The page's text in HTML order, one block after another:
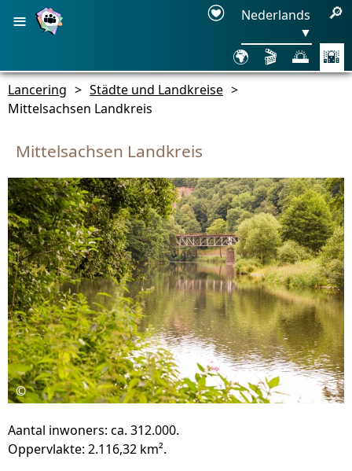
≡
Nederlands
▼
🔎
🌍 🎬 🌅 🌇
Lancering > Städte und Landkreise >
Mittelsachsen Landkreis
Mittelsachsen Landkreis
©
Aantal inwoners: ca. 312.000.
Oppervlakte: 2.116,32 km².